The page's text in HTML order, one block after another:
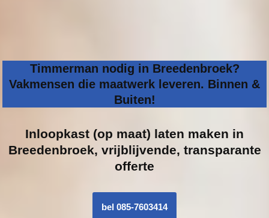
Timmerman nodig in Breedenbroek?
Vakmensen die maatwerk leveren. Binnen &
Buiten!
Inloopkast (op maat) laten maken in
Breedenbroek, vrijblijvende, transparante
offerte
bel 085-7603414